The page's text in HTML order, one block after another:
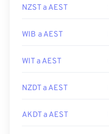
NZST a AEST
WIB a AEST
WIT a AEST
NZDT a AEST
AKDT a AEST